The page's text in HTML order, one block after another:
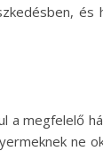
és
a megfelelő
ne